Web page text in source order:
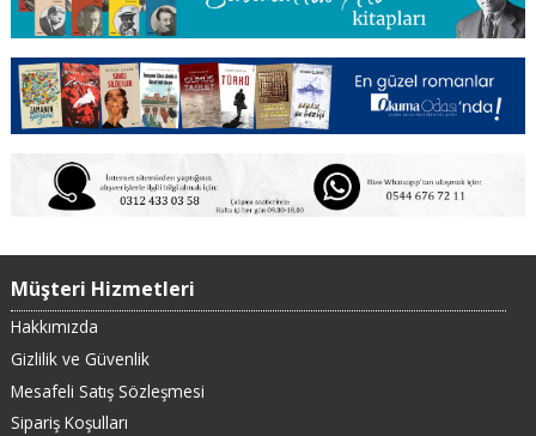
Müşteri Hizmetleri
Hakkımızda
Gizlilik ve Güvenlik
Mesafeli Satış Sözleşmesi
Sipariş Koşulları